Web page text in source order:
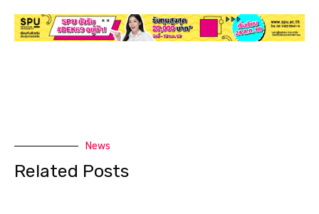
News
Related Posts